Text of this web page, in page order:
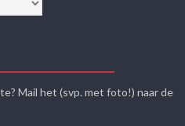
Mail het (svp. met foto!) naar de